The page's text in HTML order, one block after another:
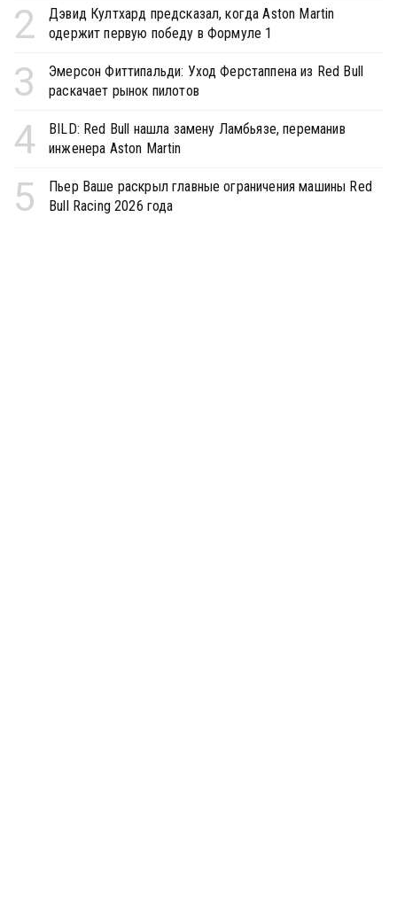
2
Дэвид Култхард предсказал, когда Aston Martin
одержит первую победу в Формуле 1
3
Эмерсон Фиттипальди: Уход Ферстаппена из Red Bull
раскачает рынок пилотов
4
BILD: Red Bull нашла замену Ламбьязе, переманив
инженера Aston Martin
5
Пьер Ваше раскрыл главные ограничения машины Red
Bull Racing 2026 года